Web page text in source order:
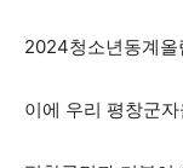
2024청소년동계올
이에 우리 평창군